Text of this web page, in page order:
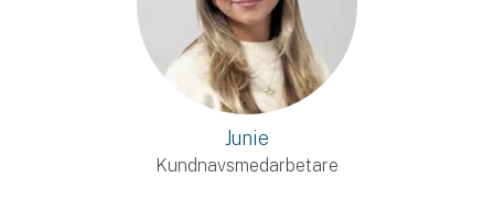
Junie
Kundnavsmedarbetare